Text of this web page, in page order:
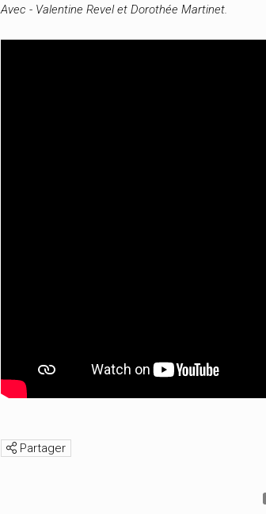
Avec - Valentine Revel et Dorothée Martinet.
Partager